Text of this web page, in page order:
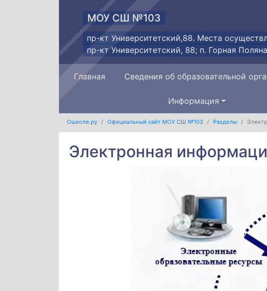
МОУ СШ №103
пр-кт Университетский,88. Места
пр-кт Университетский, 88; п. Горная
Главная Сведения об образовательной
Информация
Ошколе.ру Официальный сайт МОУ СШ №103 Разделы
Электронная